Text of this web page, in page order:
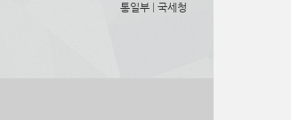
통일부 국세청